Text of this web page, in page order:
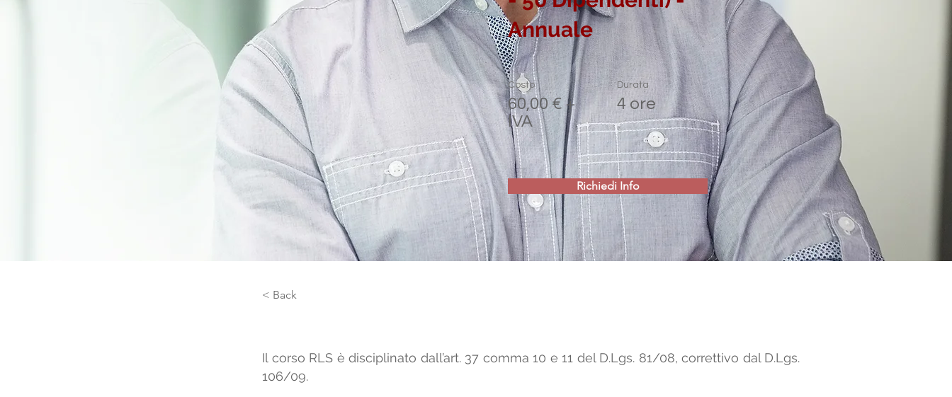
Annuale
Costo
60,00 € +
IVA
Durata
4 ore
Richiedi Info
< Back
Il corso RLS è disciplinato dall’art. 37 comma 10 e 11 del D.Lgs. 81/08, correttivo dal D.Lgs.
106/09.